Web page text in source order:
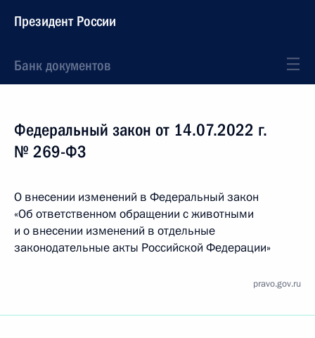
Президент России
Банк документов
Федеральный закон от 14.07.2022 г.
№ 269-ФЗ
О внесении изменений в Федеральный закон
«Об ответственном обращении с животными
и о внесении изменений в отдельные
законодательные акты Российской Федерации»
pravo.gov.ru